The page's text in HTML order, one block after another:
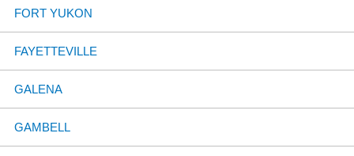
FORT YUKON
FAYETTEVILLE
GALENA
GAMBELL